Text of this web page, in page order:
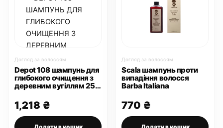
Догляд за волоссям
Depot 108 шампунь для
глибокого очищення з
деревним вугіллям 250
1,218 ₴
Додати в кошик
Догляд за волоссям
Scala шампунь проти
випадіння волосся
Barba Italiana
770 ₴
Додати в кошик